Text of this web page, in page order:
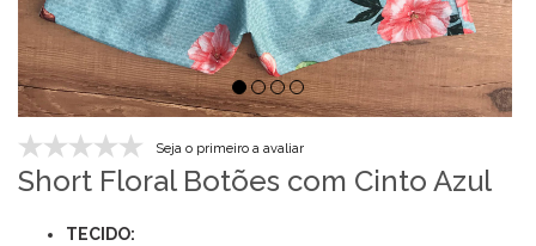
Seja o primeiro a avaliar
Short Floral Botões com Cinto Azul
TECIDO: